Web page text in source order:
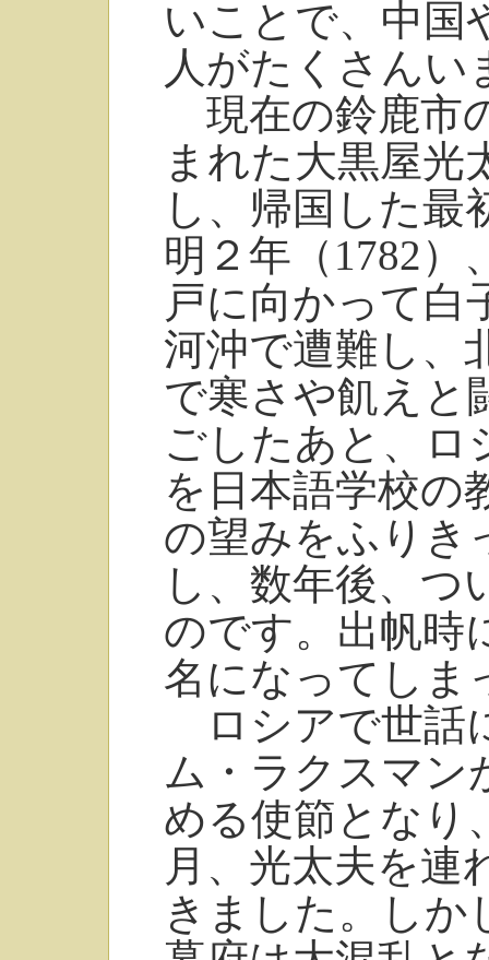
いことで、中国
人がたくさんい
現在の鈴鹿市
まれた大黒屋光
し、帰国した最
明２年（1782）
戸に向かって白
河沖で遭難し、
で寒さや飢えと
ごしたあと、ロ
を日本語学校の
の望みをふりき
し、数年後、つ
のです。出帆時
名になってしま
ロシアで世話
ム・ラクスマン
める使節となり
月、光太夫を連
きました。しか